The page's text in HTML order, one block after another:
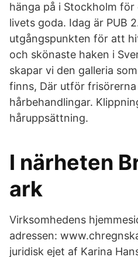
hänga på i Stockholm för
livets goda. Idag är PUB
utgångspunkten för att
och skönaste haken i
skapar vi den galleria
finns, Där utför
hårbehandlingar.
håruppsättning.
I närheten
ark
Virksomhedens
adressen:
juridisk ejet af Karina